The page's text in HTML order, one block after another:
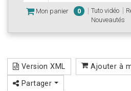
Mon panier 0 Tuto vidéo
Nouveautés
Version XML Ajouter à
Partager